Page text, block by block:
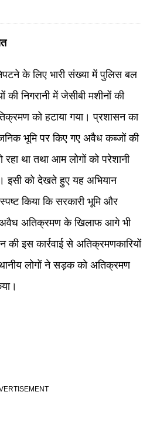
के लिए भारी संख्या में पुलिस बल
की निगरानी में जेसीबी मशीनों की
को हटाया गया। प्रशासन का
भूमि पर किए गए अवैध कब्जों की
रहा था तथा आम लोगों को परेशानी
इसी को देखते हुए यह अभियान
किया कि सरकारी भूमि और
अवैध अतिक्रमण के खिलाफ आगे भी
की इस कार्रवाई से अतिक्रमणकारियों
लोगों ने सड़क को अतिक्रमण